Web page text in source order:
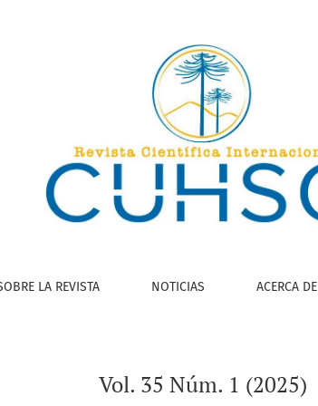
LA REVISTA NOTICIAS ACERCA DE
Vol. 35 Núm. 1 (2025)